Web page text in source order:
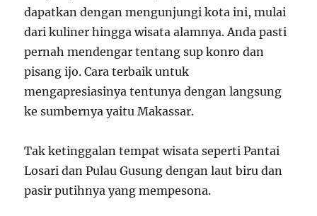
dapatkan dengan mengunjungi kota ini, mulai
dari kuliner hingga wisata alamnya. Anda pasti
pernah mendengar tentang sup konro dan
pisang ijo. Cara terbaik untuk
mengapresiasinya tentunya dengan langsung
ke sumbernya yaitu Makassar.
Tak ketinggalan tempat wisata seperti Pantai
Losari dan Pulau Gusung dengan laut biru dan
pasir putihnya yang mempesona.